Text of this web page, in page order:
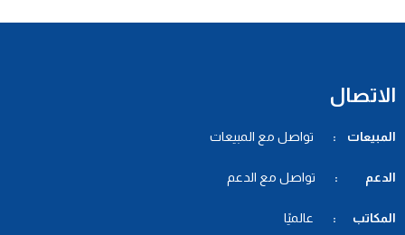
الاتصال
المبيعات : تواصل مع المبيعات
الدعم : تواصل مع الدعم
المكاتب : عالميًا